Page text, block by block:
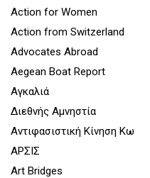
Action for Women
Action from Switzerland
Advocates Abroad
Aegean Boat Report
Αγκαλιά
Διεθνής Αμνηστία
Αντιφασιστική Κίνηση Κω
ΑΡΣΙΣ
Art Bridges